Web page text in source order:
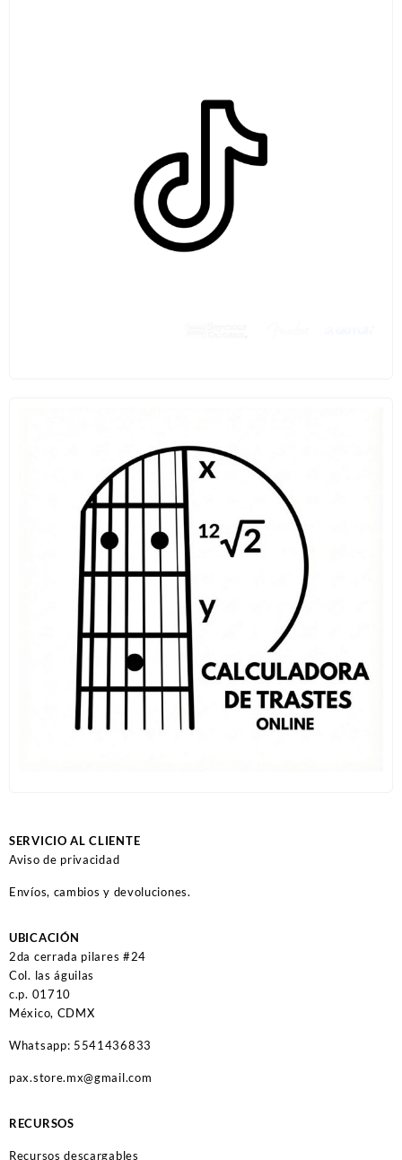
SERVICIO AL CLIENTE
Aviso de privacidad
Envíos, cambios y devoluciones.
UBICACIÓN
2da cerrada pilares #24
Col. las águilas
c.p. 01710
México, CDMX
Whatsapp: 5541436833
pax.store.mx@gmail.com
RECURSOS
Recursos descargables